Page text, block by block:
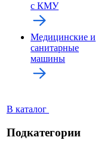
с КМУ
Медицинские и
санитарные
машины
В каталог
Подкатегории